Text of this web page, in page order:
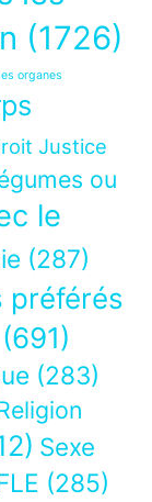
(1726)
organes
Justice
ou
le
(287)
préférés
(691)
(283)
Sexe
(285)